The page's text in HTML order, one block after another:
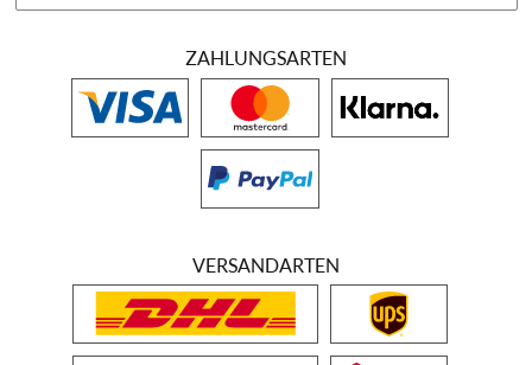
ZAHLUNGSARTEN
VERSANDARTEN